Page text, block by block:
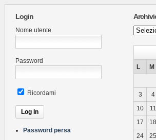
Login
Nome utente
Password
Ricordami
Password persa
Archivio
News
L
M
3
4
10
11
17
18
24
25